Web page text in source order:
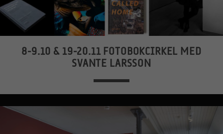
8-9.10 & 19-20.11 FOTOBOKCIRKEL MED
SVANTE LARSSON